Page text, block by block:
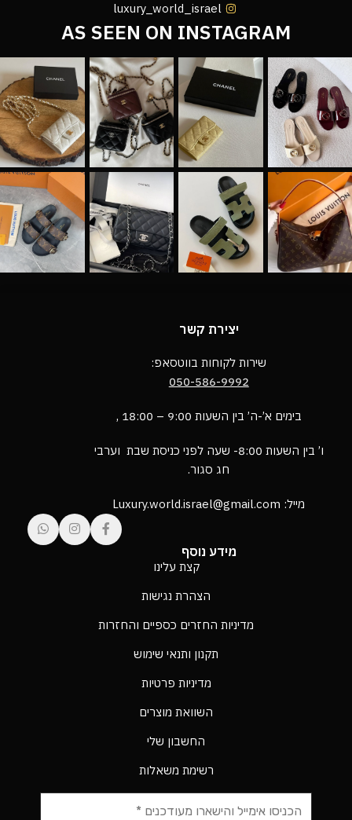
luxury_world_israel
AS SEEN ON INSTAGRAM
יצירת קשר
שירות לקוחות בווטסאפ:
050-586-9992
בימים א’-ה’ בין השעות 9:00 – 18:00 ,
ו’ בין השעות 8:00- שעה לפני כניסת שבת וערבי
חג סגור.
מייל: Luxury.world.israel@gmail.com
מידע נוסף
קצת עלינו
הצהרת נגישות
מדיניות החזרים כספיים והחזרות
תקנון ותנאי שימוש
מדיניות פרטיות
השוואת מוצרים
החשבון שלי
רשימת משאלות